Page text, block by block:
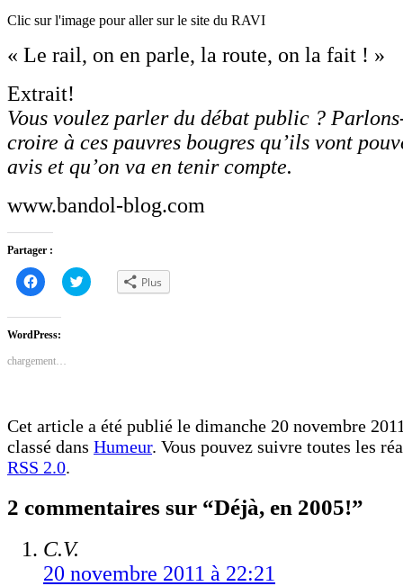
Clic sur l'image pour aller sur le site du RAVI
« Le rail, on en parle, la route, on la fait ! »
Extrait!
Vous voulez parler du débat public ?
croire à ces pauvres bougres qu’ils vont
avis et qu’on va en tenir compte.
www.bandol-blog.com
Partager :
Cliquez
pour
partager
Facebook(ouvre
dans
une
fenêtre)
Cliquez
pour Plus
WordPress:
chargement…
Cet article a été publié le dimanche 20 novembre
classé dans Humeur. Vous pouvez suivre toutes les
RSS 2.0.
2 commentaires sur “Déjà, en 2005!”
C.V.
20 novembre 2011 à 22:21